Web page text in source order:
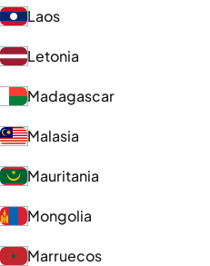
Laos
Letonia
Madagascar
Malasia
Mauritania
Mongolia
Marruecos